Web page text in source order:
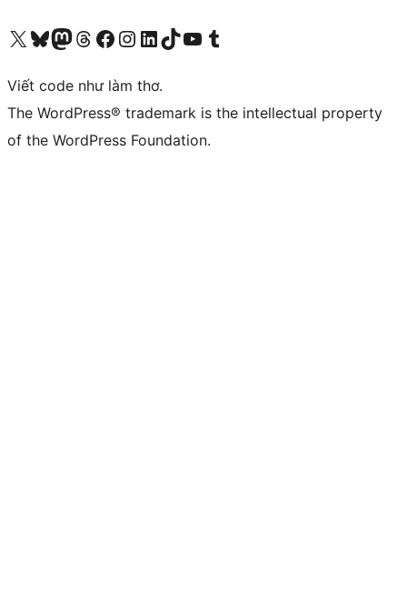
Truy cập tài khoản X (trước đây là Twitter) của chúng tôiVisit our Bluesky account
Visit our Mastodon account
Visit our Threads account
Xem trang Facebook của chúng tôiTruy cập tài khoản Instagram của chúng tôiTruy cập tài khoản LinkedIn của chúng tôiVisit our TikTok account
Truy cập kênh YouTube của chúng tôi Visit our Tumblr account
Viết code như làm thơ.
The WordPress® trademark is the intellectual property
of the WordPress Foundation.